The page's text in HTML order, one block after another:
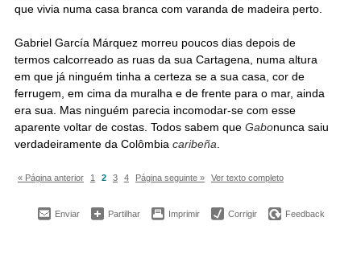
que vivia numa casa branca com varanda de madeira perto.
Gabriel García Márquez morreu poucos dias depois de
termos calcorreado as ruas da sua Cartagena, numa altura
em que já ninguém tinha a certeza se a sua casa, cor de
ferrugem, em cima da muralha e de frente para o mar, ainda
era sua. Mas ninguém parecia incomodar-se com esse
aparente voltar de costas. Todos sabem que Gabonunca saiu
verdadeiramente da Colômbia caribeña.
« Página anterior 1 2 3 4 Página seguinte » Ver texto completo
Enviar Partilhar Imprimir Corrigir Feedback